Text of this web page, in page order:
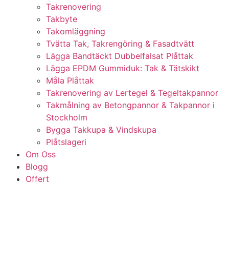
Takrenovering
Takbyte
Takomläggning
Tvätta Tak, Takrengöring & Fasadtvätt
Lägga Bandtäckt Dubbelfalsat Plåttak
Lägga EPDM Gummiduk: Tak & Tätskikt
Måla Plåttak
Takrenovering av Lertegel & Tegeltakpannor
Takmålning av Betongpannor & Takpannor i
Stockholm
Bygga Takkupa & Vindskupa
Plåtslageri
Om Oss
Blogg
Offert